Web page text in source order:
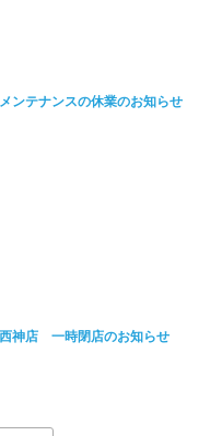
ンテナンスの休業のお知らせ
西神店 一時閉店のお知らせ